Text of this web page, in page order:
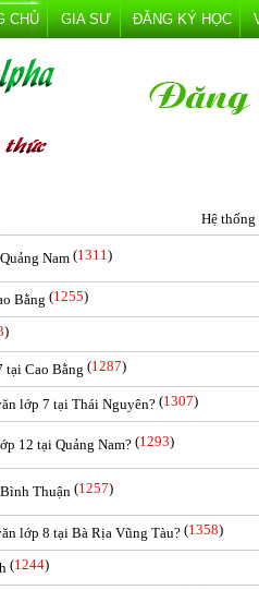
CHỦ GIA SƯ ĐĂNG KÝ HỌC
Hệ
Nam (1311)
Bằng (1255)
)
tại Cao Bằng (1287)
lớp 7 tại Thái Nguyên? (1307)
12 tại Quảng Nam? (1293)
Thuận (1257)
lớp 8 tại Bà Rịa Vũng Tàu? (1358)
(1244)